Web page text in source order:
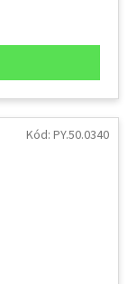
Kód: PY.50.0340